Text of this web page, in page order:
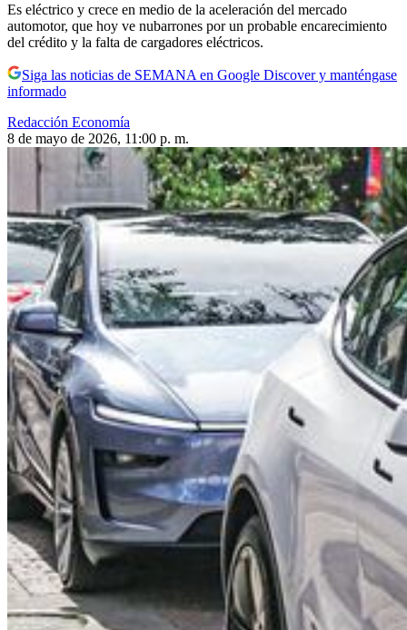
Es eléctrico y crece en medio de la aceleración del mercado
automotor, que hoy ve nubarrones por un probable encarecimiento
del crédito y la falta de cargadores eléctricos.
Siga las noticias de SEMANA en Google Discover y manténgase
informado
Redacción Economía
8 de mayo de 2026, 11:00 p. m.